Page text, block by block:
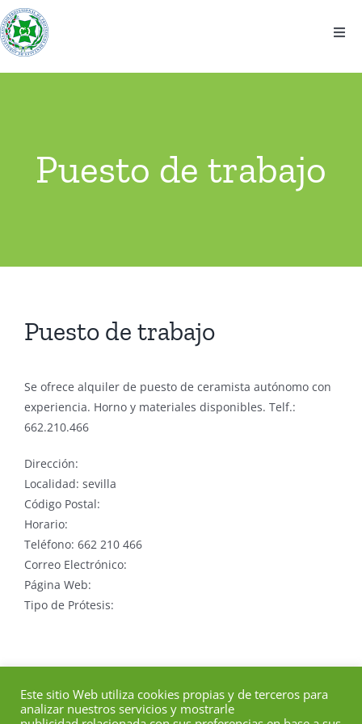
Saltar
al
contenido
El colegio
Noticias
Ventanilla Única
Puesto de trabajo
Puesto de trabajo
Se ofrece alquiler de puesto de ceramista autónomo con
experiencia. Horno y materiales disponibles. Telf.:
662.210.466
Dirección:
Localidad: sevilla
Código Postal:
Horario:
Teléfono: 662 210 466
Correo Electrónico:
Página Web:
Tipo de Prótesis:
Este sitio Web utiliza cookies propias y de terceros para
analizar nuestros servicios y mostrarle